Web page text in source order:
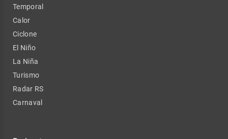
Temporal
Calor
Ciclone
El Niño
La Niña
Turismo
Radar RS
Carnaval